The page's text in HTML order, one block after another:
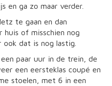
en ga zo maar verder.
te gaan en dan
huis of misschien nog
ook dat is nog lastig.
paar uur in de trein, de
een eersteklas coupé en
stoelen, met 6 in een